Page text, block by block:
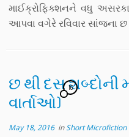
માઈક્રોફિક્શનને વધુ
આપવા વગેરે રવિવાર સાંંજના છ
છ થી દસ શબ્દોની
વાર્તાઓ)
16
May 18, 2016inShort Microfiction